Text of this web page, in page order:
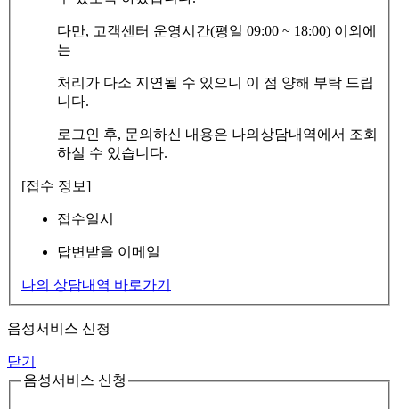
다만, 고객센터 운영시간(평일 09:00 ~ 18:00) 이외에
는
처리가 다소 지연될 수 있으니 이 점 양해 부탁 드립
니다.
로그인 후, 문의하신 내용은 나의상담내역에서 조회
하실 수 있습니다.
[접수 정보]
접수일시
답변받을 이메일
나의 상담내역 바로가기
음성서비스 신청
닫기
음성서비스 신청